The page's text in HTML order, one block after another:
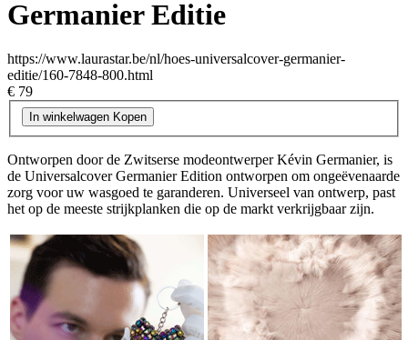
Germanier Editie
https://www.laurastar.be/nl/hoes-universalcover-germanier-
editie/160-7848-800.html
€ 79
In winkelwagen Kopen
Ontworpen door de Zwitserse modeontwerper Kévin Germanier, is
de Universalcover Germanier Edition ontworpen om ongeëvenaarde
zorg voor uw wasgoed te garanderen. Universeel van ontwerp, past
het op de meeste strijkplanken die op de markt verkrijgbaar zijn.